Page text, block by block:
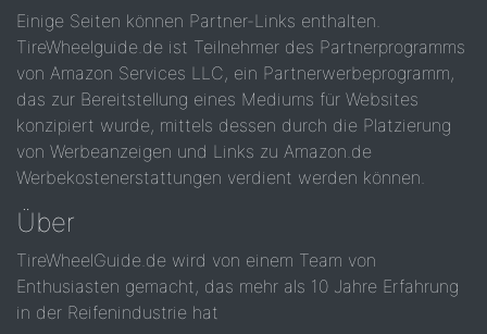
Einige Seiten können Partner-Links enthalten.
TireWheelguide.de ist Teilnehmer des Partnerprogramms
von Amazon Services LLC, ein Partnerwerbeprogramm,
das zur Bereitstellung eines Mediums für Websites
konzipiert wurde, mittels dessen durch die Platzierung
von Werbeanzeigen und Links zu Amazon.de
Werbekostenerstattungen verdient werden können.
Über
TireWheelGuide.de wird von einem Team von
Enthusiasten gemacht, das mehr als 10 Jahre Erfahrung
in der Reifenindustrie hat